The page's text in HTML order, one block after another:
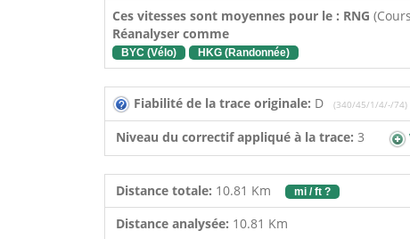
Ces vitesses sont moyennes pour le : RNG
Réanalyser comme
BYC (Vélo) HKG (Randonnée)
Fiabilité de la trace originale: D (340/45/1/4/-/74)
Niveau du correctif appliqué à la trace: 3
Distance totale: 10.81 Km mi / ft ?
Distance analysée: 10.81 Km